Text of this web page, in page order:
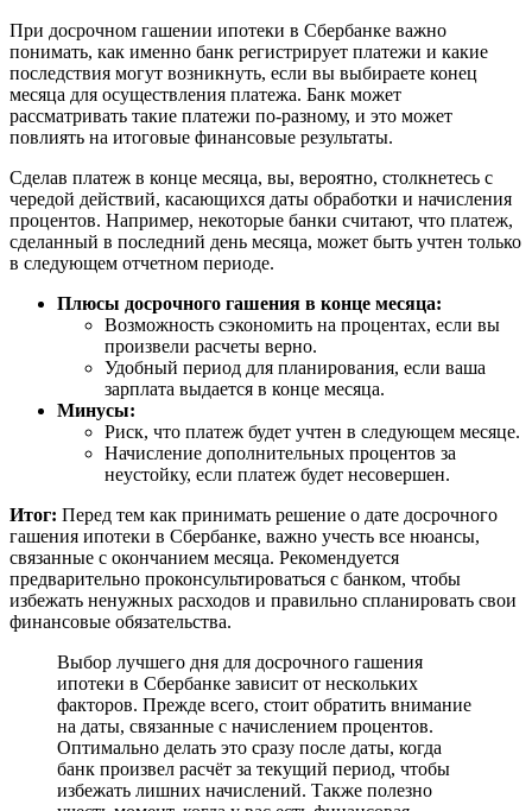
При досрочном гашении ипотеки в Сбербанке важно
понимать, как именно банк регистрирует платежи и какие
последствия могут возникнуть, если вы выбираете конец
месяца для осуществления платежа. Банк может
рассматривать такие платежи по-разному, и это может
повлиять на итоговые финансовые результаты.
Сделав платеж в конце месяца, вы, вероятно, столкнетесь с
чередой действий, касающихся даты обработки и начисления
процентов. Например, некоторые банки считают, что платеж,
сделанный в последний день месяца, может быть учтен только
в следующем отчетном периоде.
Плюсы досрочного гашения в конце месяца:
Возможность сэкономить на процентах, если вы
произвели расчеты верно.
Удобный период для планирования, если ваша
зарплата выдается в конце месяца.
Минусы:
Риск, что платеж будет учтен в следующем месяце.
Начисление дополнительных процентов за
неустойку, если платеж будет несовершен.
Итог: Перед тем как принимать решение о дате досрочного
гашения ипотеки в Сбербанке, важно учесть все нюансы,
связанные с окончанием месяца. Рекомендуется
предварительно проконсультироваться с банком, чтобы
избежать ненужных расходов и правильно спланировать свои
финансовые обязательства.
Выбор лучшего дня для досрочного гашения
ипотеки в Сбербанке зависит от нескольких
факторов. Прежде всего, стоит обратить внимание
на даты, связанные с начислением процентов.
Оптимально делать это сразу после даты, когда
банк произвел расчёт за текущий период, чтобы
избежать лишних начислений. Также полезно